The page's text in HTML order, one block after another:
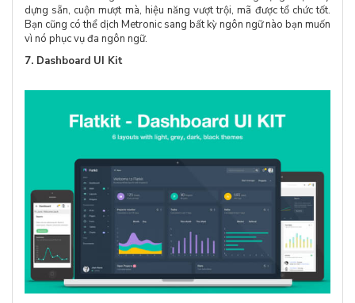
dựng sẵn, cuộn mượt mà, hiệu năng vượt trội, mã được tổ chức tốt.
Bạn cũng có thể dịch Metronic sang bất kỳ ngôn ngữ nào bạn muốn
vì nó phục vụ đa ngôn ngữ.
7. Dashboard UI Kit